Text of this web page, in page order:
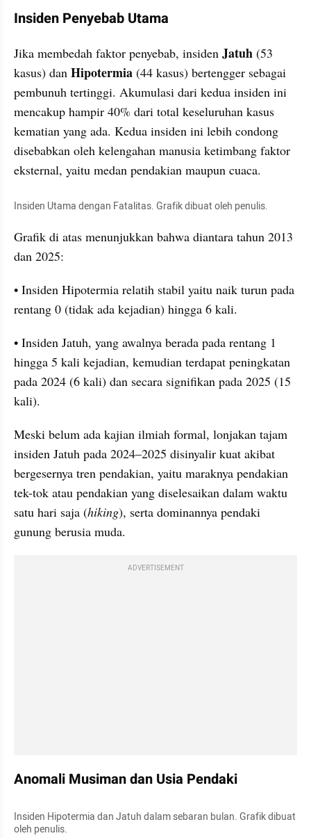
Insiden Penyebab Utama
Jika membedah faktor penyebab, insiden Jatuh (53
kasus) dan Hipotermia (44 kasus) bertengger sebagai
pembunuh tertinggi. Akumulasi dari kedua insiden ini
mencakup hampir 40% dari total keseluruhan kasus
kematian yang ada. Kedua insiden ini lebih condong
disebabkan oleh kelengahan manusia ketimbang faktor
eksternal, yaitu medan pendakian maupun cuaca.
Insiden Utama dengan Fatalitas. Grafik dibuat oleh penulis.
Grafik di atas menunjukkan bahwa diantara tahun 2013
dan 2025:
• Insiden Hipotermia relatih stabil yaitu naik turun pada
rentang 0 (tidak ada kejadian) hingga 6 kali.
• Insiden Jatuh, yang awalnya berada pada rentang 1
hingga 5 kali kejadian, kemudian terdapat peningkatan
pada 2024 (6 kali) dan secara signifikan pada 2025 (15
kali).
Meski belum ada kajian ilmiah formal, lonjakan tajam
insiden Jatuh pada 2024–2025 disinyalir kuat akibat
bergesernya tren pendakian, yaitu maraknya pendakian
tek-tok atau pendakian yang diselesaikan dalam waktu
satu hari saja (hiking), serta dominannya pendaki
gunung berusia muda.
ADVERTISEMENT
Anomali Musiman dan Usia Pendaki
Insiden Hipotermia dan Jatuh dalam sebaran bulan. Grafik dibuat
oleh penulis.